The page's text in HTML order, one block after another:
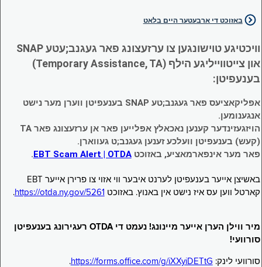
באזוכט די ארבעטער היים בלאט
וויכטיגע טוישונגען צו ערזעצונג פאר געגנב;עטע SNAP
און צייטווייליגע הילף (Temporary Assistance, TA)
בענעפיטן:
אפליקאציעס פאר געגנב;טע SNAP בענעפיטן ווערן מער נישט
אנגענומען.
הויזגעזינדער קענען נאכאלץ אפּלייען פאר אן ערזעצונג פאר TA
(קעש) בענעפיטן וועלכע זענען געגנב;ט געווארן.
פאר מער אינפארמאציע, באזוכטEBT Scam Alert | OTDA
.
באשיצן אייער בענעפיטן לערנט איבער ווי אזוי צו פרירן אייער EBT
קארטל ווען עס איז נישט אין באנוץ. באזוכט https://otda.ny.gov/5261
.
מיר ווילן הערן אייער מיינונג! נעמט די OTDA רעגירונג בענעפיטן
סורוועי!
סורוועי לינק: https://forms.office.com/g/iXXyiDETtG
.